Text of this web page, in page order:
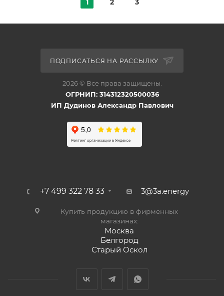
1 2 3
ПОДПИСАТЬСЯ НА РАССЫЛКУ
2026 © Все права защищены.
ОГРНИП: 314312320500036
ИП Дудинов Александр Павлович
+7 499 322 78 33 3@3a.energy
Купить продукцию в фирменных
магазинах:
Москва
Белгород
Старый Оскол